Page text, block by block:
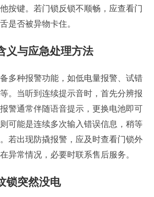
按键。若门锁反锁不顺畅，应查看门
是否被异物卡住。
义与应急处理方法
多种报警功能，如低电量报警、试错
。当听到连续提示音时，首先分辨报
警通常伴随语音提示，更换电池即可
可能是连续多次输入错误信息，稍等
若出现防撬报警，应及时查看门锁外
异常情况，必要时联系售后服务。
锁突然没电